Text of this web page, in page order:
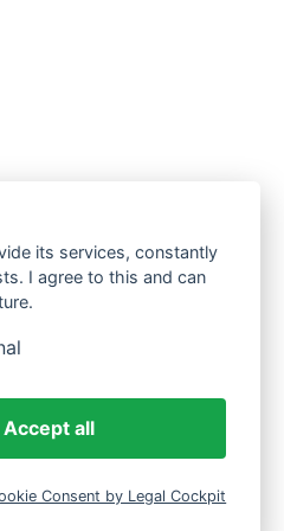
its services, constantly
I agree to this and can
Accept all
Consent by Legal Cockpit